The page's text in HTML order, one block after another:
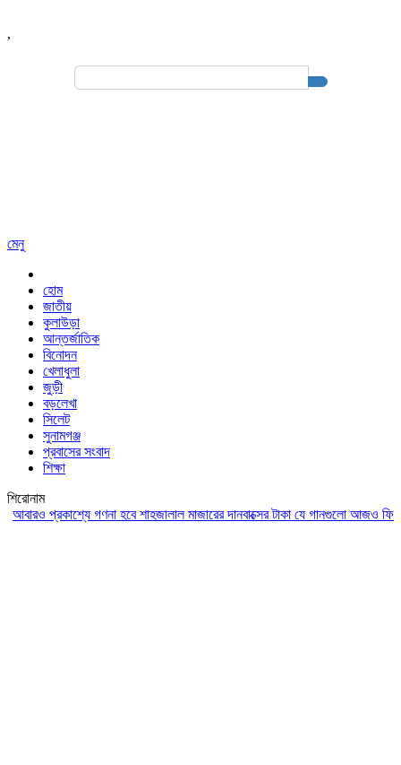
,
Search
মেনু
হোম
জাতীয়
কুলাউড়া
আন্তর্জাতিক
বিনোদন
খেলাধুলা
জুড়ী
বড়লেখা
সিলেট
সুনামগঞ্জ
প্রবাসের সংবাদ
শিক্ষা
শিরোনাম
প্রকাশ্যে গণনা হবে শাহজালাল মাজারের দানবাক্সের টাকাযে গানগুলো আজও ফিরিয়ে